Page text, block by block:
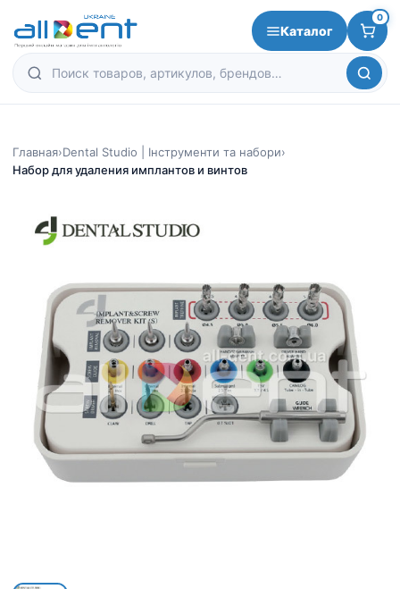
Каталог
0
Главная›Dental Studio | Інструменти та набори›
Набор для удаления имплантов и винтов